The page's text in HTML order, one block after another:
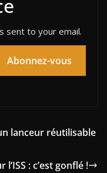
sent to your email.
Abonnez-vous
lanceur réutilisable
: c’est gonflé !